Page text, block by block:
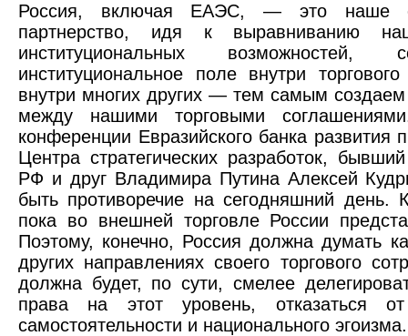
Россия, включая ЕАЭС, — это наше
партнерство, идя к выравниванию
институциональных возможностей,
институциональное поле внутри
внутри многих других — тем самым
между нашими торговыми
конференции Евразийского банка развития
Центра стратегических разработок,
РФ и друг Владимира Путина Алексей
быть противоречие на сегодняшний
пока во внешней торговле России
Поэтому, конечно, Россия должна думать
других направлениях своего торгового
должна будет, по сути, смелее
права на этот уровень, отказаться
самостоятельности и национального эгоизма.